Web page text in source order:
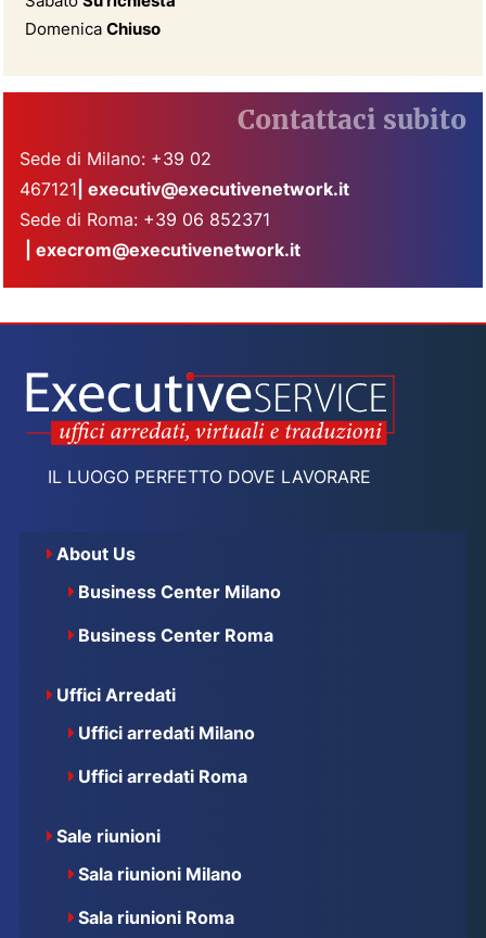
Domenica Chiuso
Contattaci subito
Sede di Milano: +39 02
467121 executiv@executivenetwork.it
Sede di Roma: +39 06 852371
execrom@executivenetwork.it
IL LUOGO PERFETTO DOVE LAVORARE
About Us
Business Center Milano
Business Center Roma
Uffici Arredati
Uffici arredati Milano
Uffici arredati Roma
Sale riunioni
Sala riunioni Milano
Sala riunioni Roma